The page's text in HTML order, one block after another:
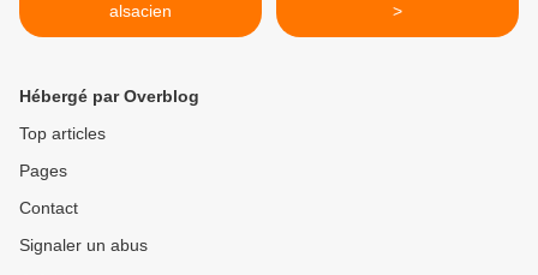
alsacien
>
Hébergé par Overblog
Top articles
Pages
Contact
Signaler un abus